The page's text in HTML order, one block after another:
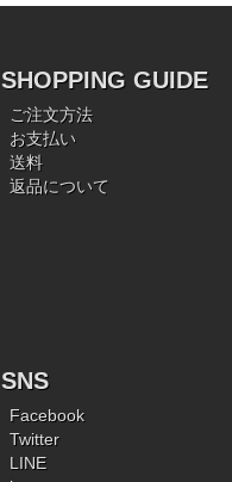
SHOPPING GUIDE
ご注文方法
お支払い
送料
返品について
SNS
Facebook
Twitter
LINE